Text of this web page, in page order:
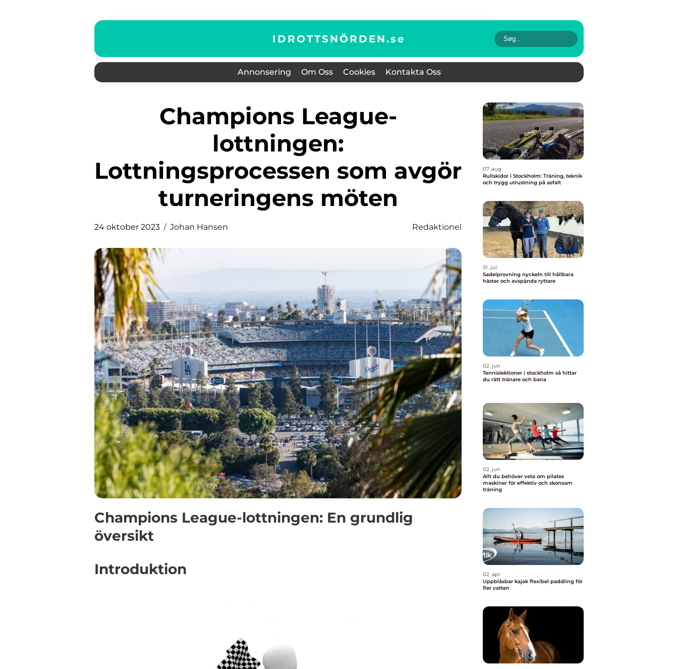
IDROTTSNÖRDEN.se
Annonsering Om Oss Cookies Kontakta Oss
Champions League-
lottningen:
Lottningsprocessen som avgör
turneringens möten
24 oktober 2023 Johan Hansen Redaktionel
Champions League-lottningen: En grundlig
översikt
Introduktion
07. aug
Rullskidor i Stockholm: Träning, teknik
och trygg utrustning på asfalt
31. jul
Sadelprovning nyckeln till hållbara
hästar och avspända ryttare
02. jun
Tennislektioner i stockholm så hittar
du rätt tränare och bana
02. jun
Allt du behöver veta om pilates
maskiner för effektiv och skonsam
träning
02. apr
Uppblåsbar kajak flexibel paddling för
fler vatten